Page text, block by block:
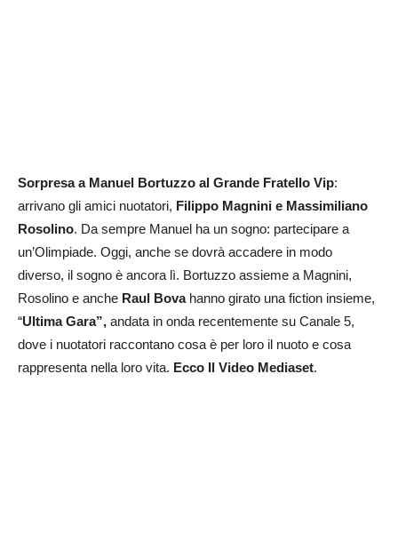
Sorpresa a Manuel Bortuzzo al Grande Fratello Vip:
arrivano gli amici nuotatori, Filippo Magnini e Massimiliano
Rosolino. Da sempre Manuel ha un sogno: partecipare a
un’Olimpiade. Oggi, anche se dovrà accadere in modo
diverso, il sogno è ancora lì. Bortuzzo assieme a Magnini,
Rosolino e anche Raul Bovahanno girato una fiction insieme,
“Ultima Gara”, andata in onda recentemente su Canale 5,
dove i nuotatori raccontano cosa è per loro il nuoto e cosa
rappresenta nella loro vita. Ecco Il Video Mediaset.